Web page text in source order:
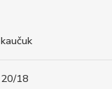
kaučuk
20/18